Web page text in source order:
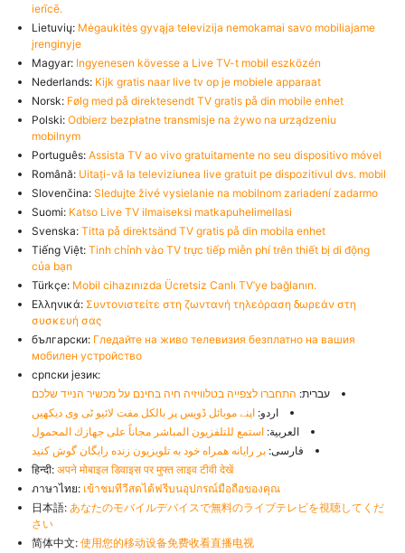
ierīcē.
Lietuvių: Mėgaukitės gyvąja televizija nemokamai savo mobiliajame
įrenginyje
Magyar: Ingyenesen kövesse a Live TV-t mobil eszközén
Nederlands: Kijk gratis naar live tv op je mobiele apparaat
Norsk: Følg med på direktesendt TV gratis på din mobile enhet
Polski: Odbierz bezpłatne transmisje na żywo na urządzeniu
mobilnym
Português: Assista TV ao vivo gratuitamente no seu dispositivo móvel
Română: Uitați-vă la televiziunea live gratuit pe dispozitivul dvs. mobil
Slovenčina: Sledujte živé vysielanie na mobilnom zariadení zadarmo
Suomi: Katso Live TV ilmaiseksi matkapuhelimellasi
Svenska: Titta på direktsänd TV gratis på din mobila enhet
Tiếng Việt: Tinh chỉnh vào TV trực tiếp miễn phí trên thiết bị di động
của bạn
Türkçe: Mobil cihazınızda Ücretsiz Canlı TV’ye bağlanın.
Ελληνικά: Συντονιστείτε στη ζωντανή τηλεόραση δωρεάν στη
συσκευή σας
български: Гледайте на живо телевизия безплатно на вашия
мобилен устройство
српски језик:
עברית: התחברו לצפייה בטלוויזיה חיה בחינם על מכשיר הנייד שלכם
اردو: اپنے موبائل ڈویس پر بالکل مفت لائیو ٹی وی دیکھیں
العربية: استمع للتلفزيون المباشر مجاناً على جهازك المحمول
فارسی: بر رایانه همراه خود به تلویزیون زنده رایگان گوش کنید
हिन्दी: अपने मोबाइल डिवाइस पर मुफ्त लाइव टीवी देखें
ภาษาไทย: เข้าชมทีวีสดได้ฟรีบนอุปกรณ์มือถือของคุณ
日本語: あなたのモバイルデバイスで無料のライブテレビを視聴してくだ
さい
简体中文: 使用您的移动设备免费收看直播电视